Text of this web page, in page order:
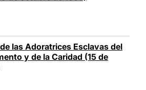
las Adoratrices Esclavas del
y de la Caridad (15 de